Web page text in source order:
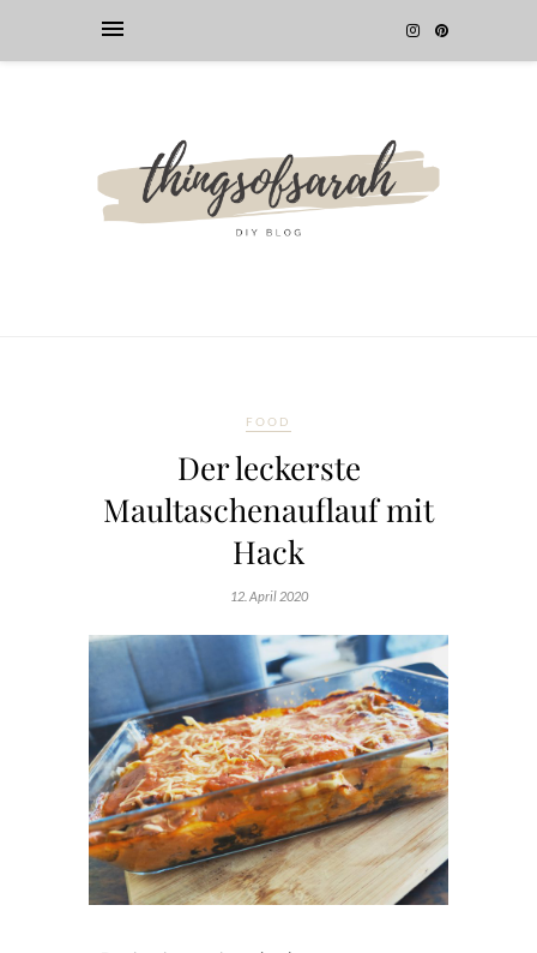
FOOD
Der leckerste
Maultaschenauflauf mit
Hack
12. April 2020